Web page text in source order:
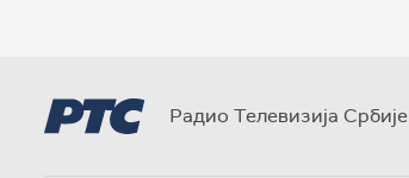
Радио Телевизија Србије